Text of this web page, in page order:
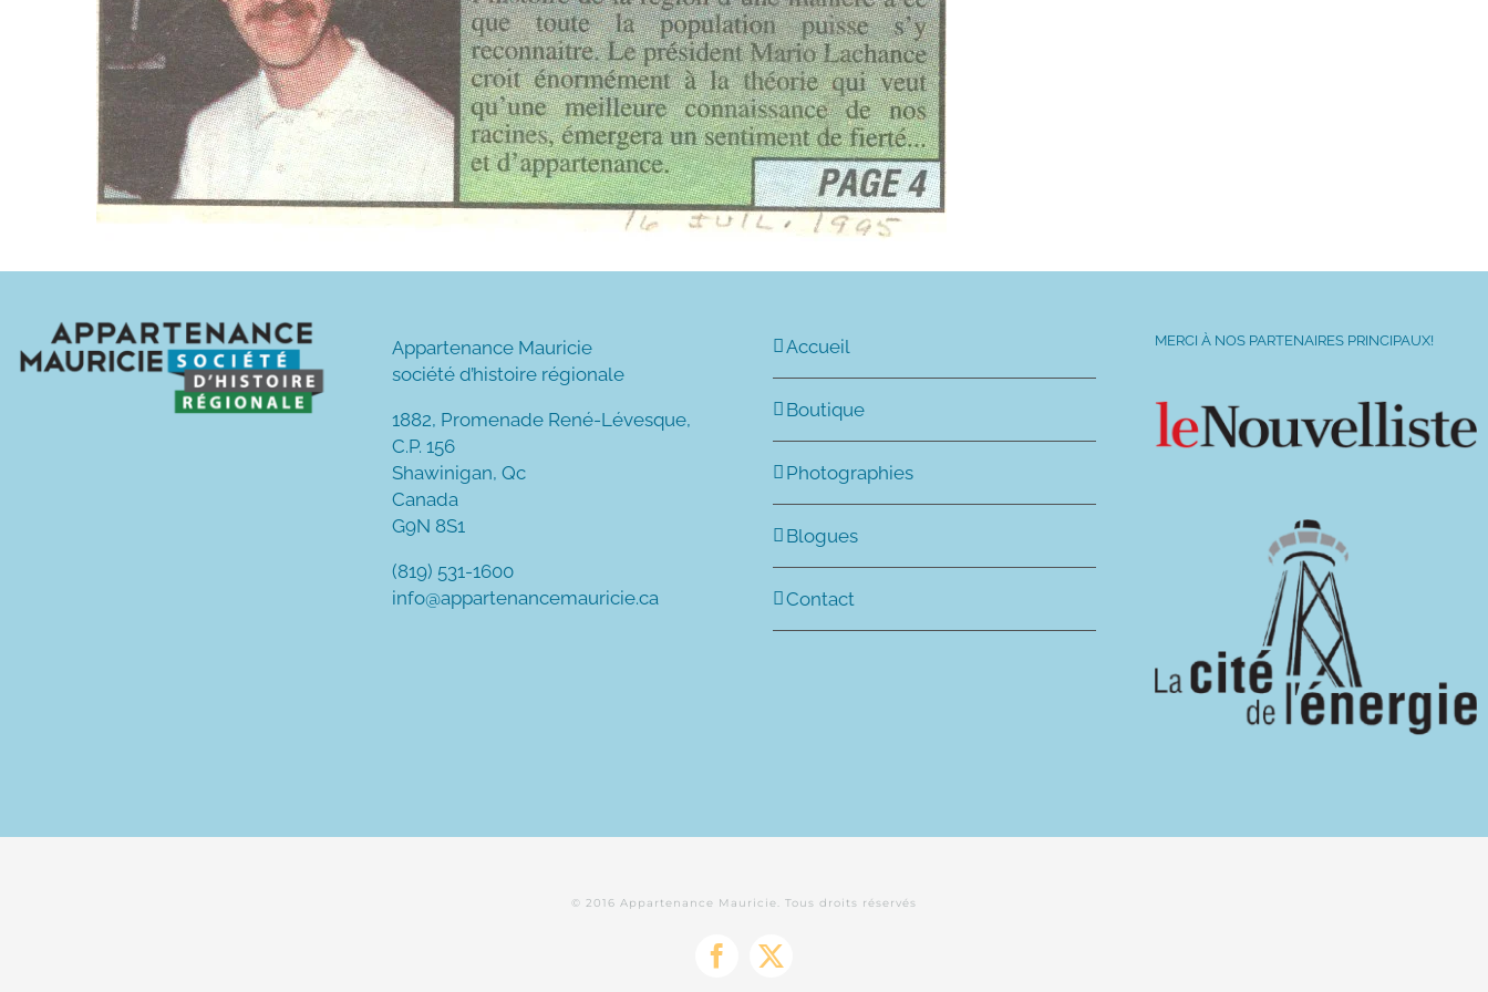
Appartenance Mauricie
société d’histoire régionale
1882, Promenade René-Lévesque,
C.P. 156
Shawinigan, Qc
Canada
G9N 8S1
(819) 531-1600
info@appartenancemauricie.ca
Accueil
Boutique
Photographies
Blogues
Contact
MERCI À NOS PARTENAIRES PRINCIPAUX!
© 2016 Appartenance Mauricie. Tous droits réservés